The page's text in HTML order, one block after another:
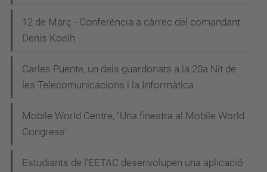
12 de Març - Conferència a càrrec del comandant
Denis Koelh
Carles Puente, un dels guardonats a la 20a Nit de
les Telecomunicacions i la Informàtica
Mobile World Centre, "Una finestra al Mobile World
Congress"
Estudiants de l'EETAC desenvolupen una aplicació